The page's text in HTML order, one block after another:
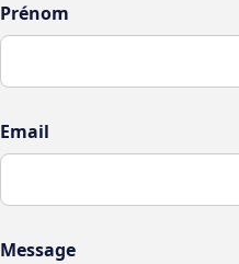
Prénom
Email
Message